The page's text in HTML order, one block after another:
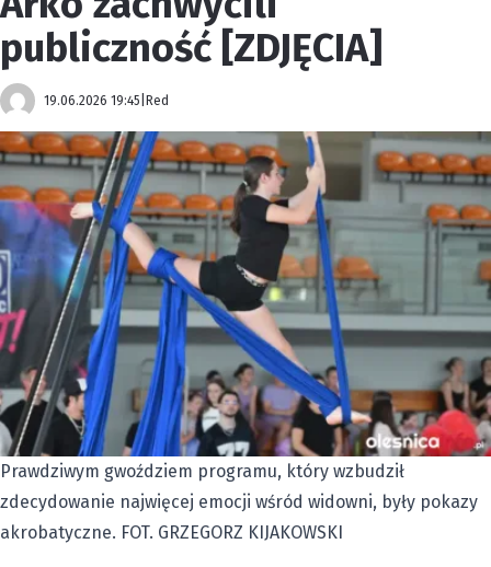
publiczność [ZDJĘCIA]
19.06.2026 19:45 Red
Prawdziwym gwoździem programu, który wzbudził
zdecydowanie najwięcej emocji wśród widowni, były pokazy
akrobatyczne. FOT. GRZEGORZ KIJAKOWSKI